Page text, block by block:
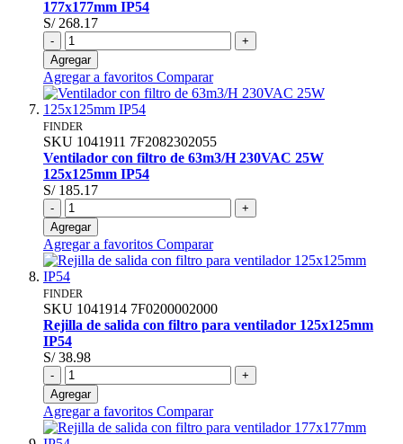
177x177mm IP54
S/ 268.17
-
+
Agregar
Agregar a favoritos Comparar
FINDER
SKU 1041911 7F2082302055
Ventilador con filtro de 63m3/H 230VAC 25W
125x125mm IP54
S/ 185.17
-
+
Agregar
Agregar a favoritos Comparar
FINDER
SKU 1041914 7F0200002000
Rejilla de salida con filtro para ventilador 125x125mm
IP54
S/ 38.98
-
+
Agregar
Agregar a favoritos Comparar